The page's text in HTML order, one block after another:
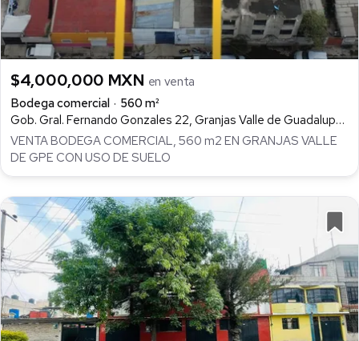
$4,000,000 MXN en venta
Bodega comercial
560 m²
Gob. Gral. Fernando Gonzales 22, Granjas Valle de Guadalupe Sección A, Ecatepec de Morelos
VENTA BODEGA COMERCIAL, 560 m2 EN GRANJAS VALLE
DE GPE CON USO DE SUELO